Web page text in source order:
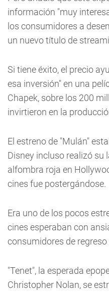
información "muy
los consumidores a
un nuevo título de
Si tiene éxito, el precio
esa inversión" en una
Chapek, sobre los 200
invirtieron en la
El estreno de "Mulán"
Disney incluso realizó
alfombra roja en
cines fue postergándose.
Era uno de los pocos
cines esperaban con
consumidores de regreso
"Tenet", la esperada
Christopher Nolan, se